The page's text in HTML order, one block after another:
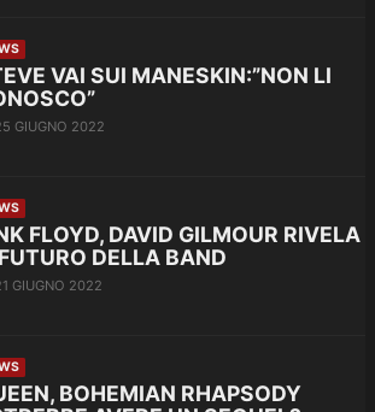
VAI SUI MANESKIN:”NON LI
GIUGNO 2022
FLOYD, DAVID GILMOUR RIVELA
DELLA BAND
GIUGNO 2022
BOHEMIAN RHAPSODY